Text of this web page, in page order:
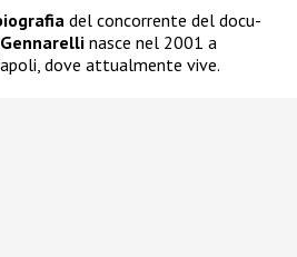
del concorrente del docu-
nasce nel 2001 a
dove attualmente vive.